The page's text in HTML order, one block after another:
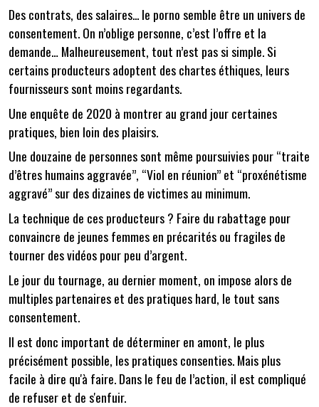
Des contrats, des salaires... le porno semble être un univers de
consentement. On n’oblige personne, c’est l’offre et la
demande… Malheureusement, tout n’est pas si simple. Si
certains producteurs adoptent des chartes éthiques, leurs
fournisseurs sont moins regardants.
Une enquête de 2020 à montrer au grand jour certaines
pratiques, bien loin des plaisirs.
Une douzaine de personnes sont même poursuivies pour “traite
d’êtres humains aggravée”, “Viol en réunion” et “proxénétisme
aggravé” sur des dizaines de victimes au minimum.
La technique de ces producteurs ? Faire du rabattage pour
convaincre de jeunes femmes en précarités ou fragiles de
tourner des vidéos pour peu d’argent.
Le jour du tournage, au dernier moment, on impose alors de
multiples partenaires et des pratiques hard, le tout sans
consentement.
Il est donc important de déterminer en amont, le plus
précisément possible, les pratiques consenties. Mais plus
facile à dire qu'à faire. Dans le feu de l’action, il est compliqué
de refuser et de s'enfuir.